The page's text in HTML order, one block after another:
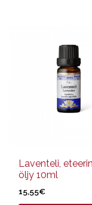
Laventeli,
öljy 10ml
15,55€